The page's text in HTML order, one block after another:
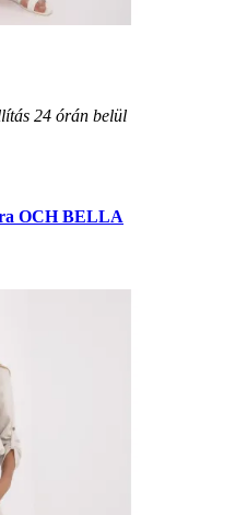
24 órán belül
OCH BELLA